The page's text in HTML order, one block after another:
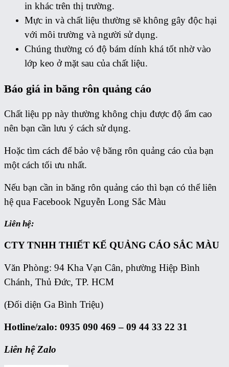
in khác trên thị trường.
Mực in và chất liệu thường sẽ không gây độc hại
với môi trường và người sử dụng.
Chúng thường có độ bám dính khá tốt nhờ vào
lớp keo ở mặt sau của chất liệu.
Báo giá in băng rôn quảng cáo
Chất liệu pp này thường không chịu được độ ẩm cao
nên bạn cần lưu ý cách sử dụng.
Hoặc tìm cách để bảo vệ băng rôn quảng cáo của bạn
một cách tối ưu nhất.
Nếu bạn cần in băng rôn quảng cáo thì bạn có thể liên
hệ qua Facebook Nguyễn Long Sắc Màu
Liên hệ:
CTY TNHH THIẾT KẾ QUẢNG CÁO SẮC MÀU
Văn Phòng: 94 Kha Vạn Cân, phường Hiệp Bình
Chánh, Thủ Đức, TP. HCM
(Đối diện Ga Bình Triệu)
Hotline/zalo: 0935 090 469 – 09 44 33 22 31
Liên hệ Zalo